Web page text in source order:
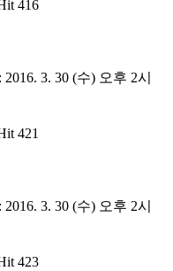
416
3. 30 (수) 오후 2시
421
3. 30 (수) 오후 2시
423